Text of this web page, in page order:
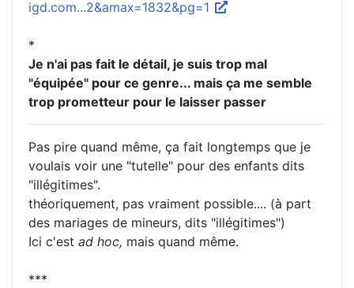
igd.com...2&amax=1832&pg=1
*
Je n'ai pas fait le détail, je suis trop mal
"équipée" pour ce genre... mais ça me semble
trop prometteur pour le laisser passer
Pas pire quand même, ça fait longtemps que je
voulais voir une "tutelle" pour des enfants dits
"illégitimes".
théoriquement, pas vraiment possible.... (à part
des mariages de mineurs, dits "illégitimes")
Ici c'est ad hoc, mais quand même.
***